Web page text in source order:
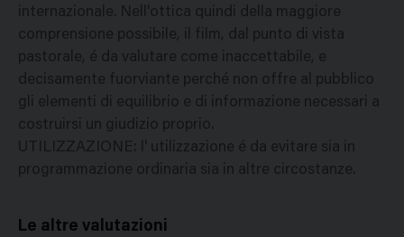
internazionale. Nell'ottica quindi della maggiore
comprensione possibile, il film, dal punto di vista
pastorale, é da valutare come inaccettabile, e
decisamente fuorviante perché non offre al pubblico
gli elementi di equilibrio e di informazione necessari a
costruirsi un giudizio proprio.
UTILIZZAZIONE: l' utilizzazione é da evitare sia in
programmazione ordinaria sia in altre circostanze.
Le altre valutazioni